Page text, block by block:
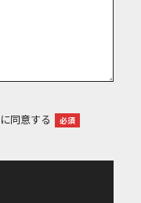
に同意する